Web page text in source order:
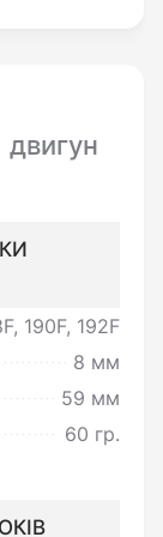
190F, 192F
8 мм
59 мм
60 гр.